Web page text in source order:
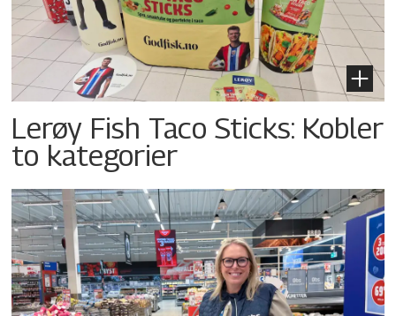
Lerøy Fish Taco Sticks: Kobler
to kategorier